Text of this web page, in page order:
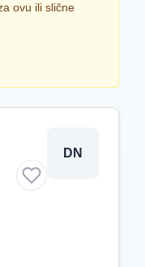
ovu ili slične
DN